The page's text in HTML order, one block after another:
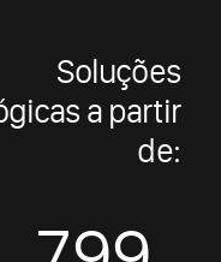
Soluções
a partir
de: